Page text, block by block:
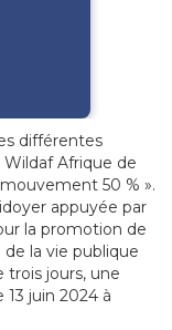
différentes
Afrique de
50 % ».
appuyée par
la promotion de
la vie publique
jours, une
juin 2024 à